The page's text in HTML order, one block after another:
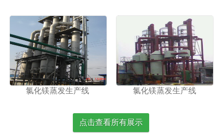
氯化镁蒸发生产线 氯化镁蒸发生产线
点击查看所有展示